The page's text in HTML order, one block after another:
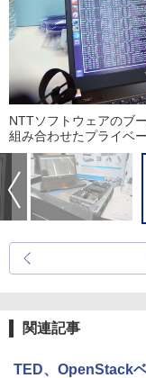
NTTソフトウェアのブ
組み合わせたプライベ
関連記事
TED、OpenStack